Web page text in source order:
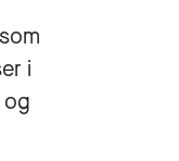
i
og